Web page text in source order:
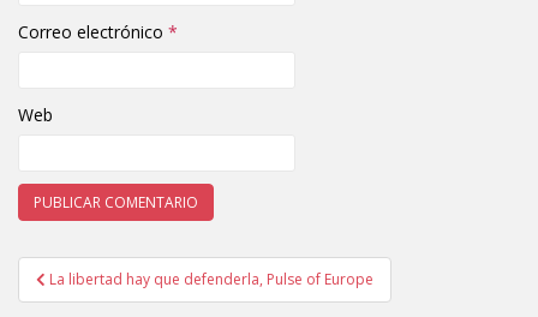
Correo electrónico *
Web
Navegación de entradas
La libertad hay que defenderla, Pulse of Europe